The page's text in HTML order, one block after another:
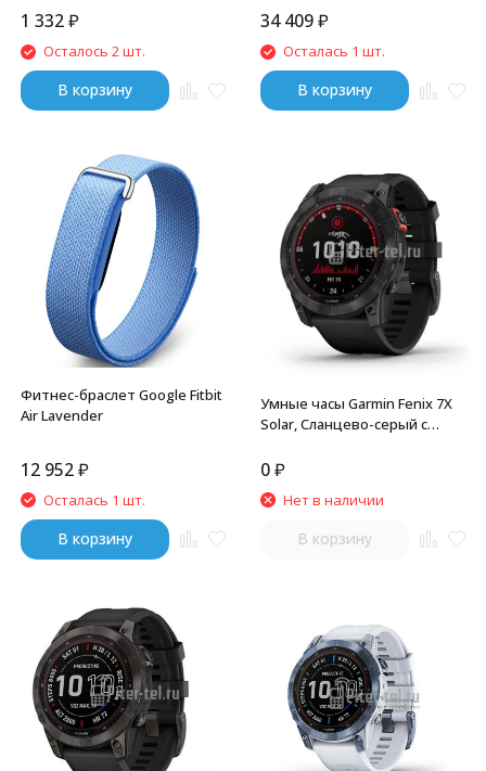
1 332₽
Осталось 2 шт.
В корзину
34 409₽
Осталась 1 шт.
В корзину
Фитнес-браслет Google Fitbit
Air Lavender
12 952₽
Осталась 1 шт.
В корзину
Умные часы Garmin Fenix 7X
Solar, Сланцево-серый с
0₽
Нет в наличии
В корзину